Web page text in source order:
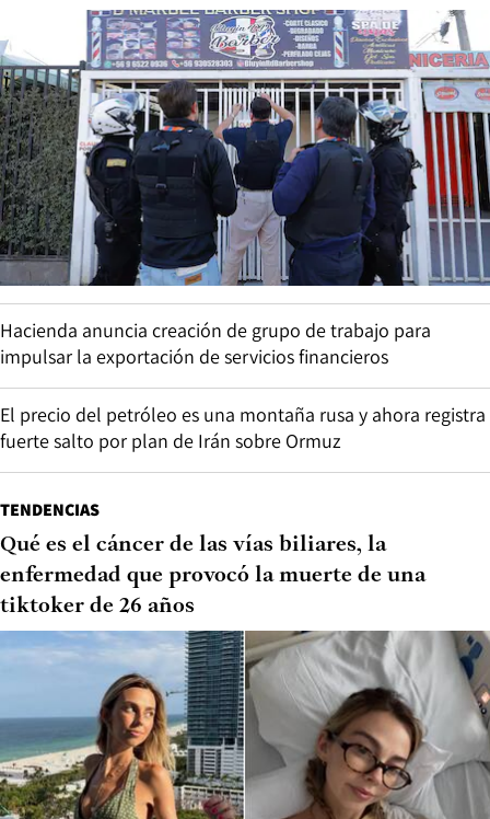
Hacienda anuncia creación de grupo de trabajo para
impulsar la exportación de servicios financieros
El precio del petróleo es una montaña rusa y ahora registra
fuerte salto por plan de Irán sobre Ormuz
TENDENCIAS
Qué es el cáncer de las vías biliares, la
enfermedad que provocó la muerte de una
tiktoker de 26 años